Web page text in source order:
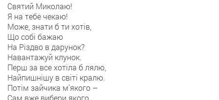
Святий Миколаю!
Я на тебе чекаю!
Може, знати б ти хотів,
Що собі бажаю
На Різдво в дарунок?
Навантажуй клунок.
Перш за все хотіла б лялю,
Найпишнішу в світі кралю.
Потім зайчика м’якого –
Сам вже вибери якого.